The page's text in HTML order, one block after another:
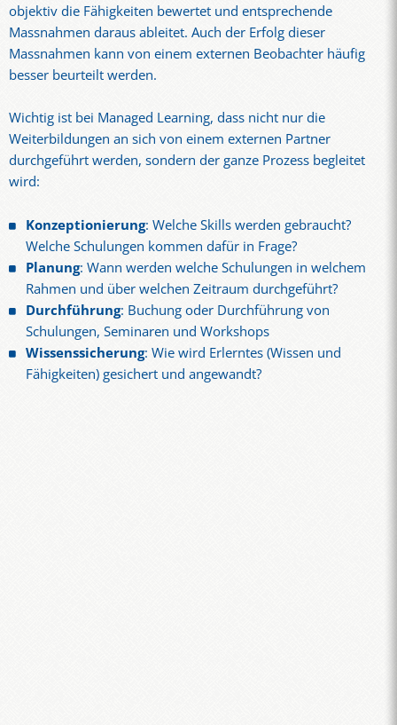
objektiv die Fähigkeiten bewertet und entsprechende
Massnahmen daraus ableitet. Auch der Erfolg dieser
Massnahmen kann von einem externen Beobachter häufig
besser beurteilt werden.
Wichtig ist bei Managed Learning, dass nicht nur die
Weiterbildungen an sich von einem externen Partner
durchgeführt werden, sondern der ganze Prozess begleitet
wird:
Konzeptionierung: Welche Skills werden gebraucht?
Welche Schulungen kommen dafür in Frage?
Planung: Wann werden welche Schulungen in welchem
Rahmen und über welchen Zeitraum durchgeführt?
Durchführung: Buchung oder Durchführung von
Schulungen, Seminaren und Workshops
Wissenssicherung: Wie wird Erlerntes (Wissen und
Fähigkeiten) gesichert und angewandt?